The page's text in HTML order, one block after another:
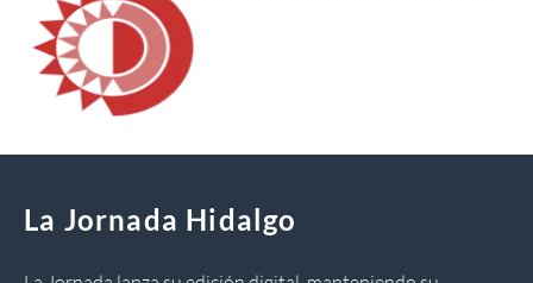
La Jornada Hidalgo